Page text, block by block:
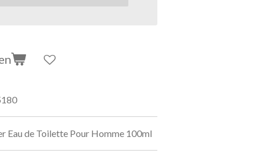
Eau de Toilette Pour Homme 100ml